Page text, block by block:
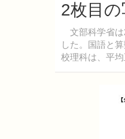
2枚目
文部科学省は
した。国語と
校理科は、平